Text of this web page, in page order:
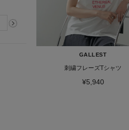
GALLEST
刺繍フレーズTシャツ
¥5,940